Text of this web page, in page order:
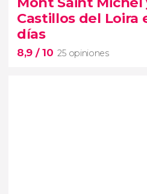
Segunda Guerra Mundial
tour por
Loira
Castillos del Loira
días
8,9 / 10 25 opiniones